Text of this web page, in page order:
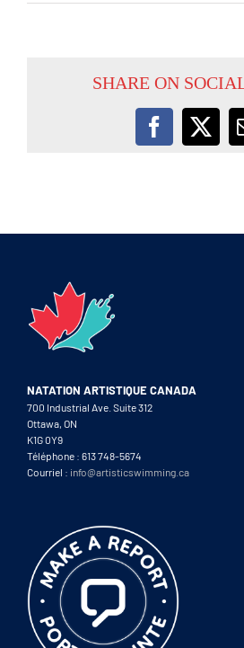
SHARE ON
Facebook
X
NATATION ARTISTIQUE CANADA
700 Industrial Ave. Suite 312
Ottawa, ON
K1G 0Y9
Téléphone : 613 748-5674
Courriel : info@artisticswimming.ca